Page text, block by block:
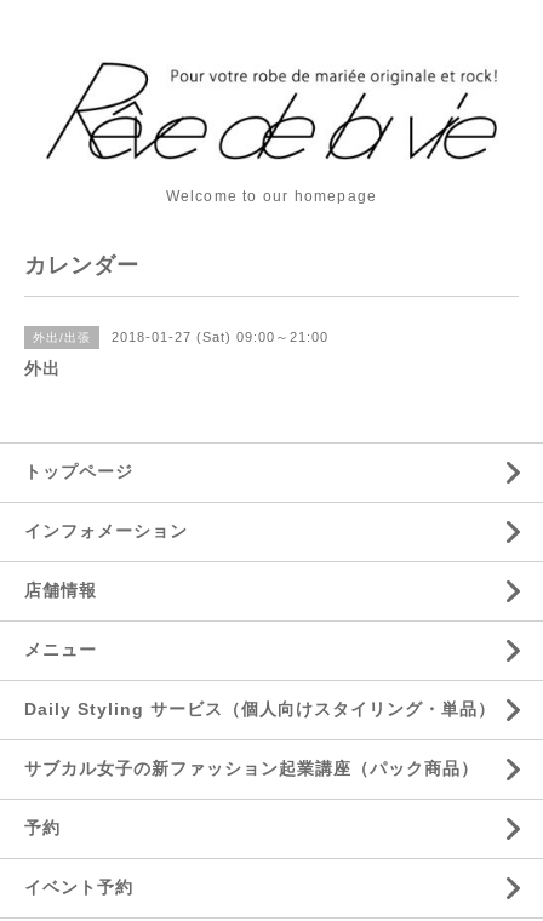
Welcome to our homepage
カレンダー
外出/出張 2018-01-27 (Sat) 09:00～21:00
外出
トップページ
インフォメーション
店舗情報
メニュー
Daily Styling サービス（個人向けスタイリング・単品）
サブカル女子の新ファッション起業講座（パック商品）
予約
イベント予約